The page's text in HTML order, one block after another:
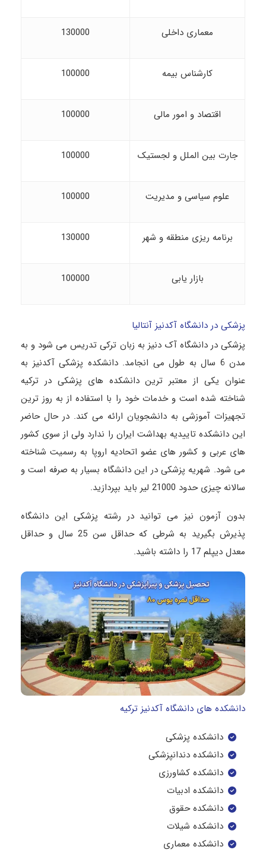
معماری داخلی 130000
کارشناس بیمه 100000
اقتصاد و امور مالی 100000
جارت بین الملل و لجستیک 100000
علوم سیاسی و مدیریت 100000
برنامه ریزی منطقه و شهر 130000
بازار یابی 100000
پزشکی در دانشگاه آکدنیز آنتالیا
پزشکی در دانشگاه آک دنیز به زبان ترکی تدریس می شود و به
مدن 6 سال به طول می انجامد. دانشکده پزشکی آکدنیز به
عنوان یکی از معتبر ترین دانشکده های پزشکی در ترکیه
شناخته شده است و خدمات خود را با استفاده از به روز ترین
تجهیزات آموزشی به دانشجویان ارائه می کند. در حال حاضر
این دانشکده تاییدیه بهداشت ایران را ندارد ولی از سوی کشور
های عربی و کشور های عضو اتحادیه اروپا به رسمیت شناخته
می شود. شهریه پزشکی در این دانشگاه بسیار به صرفه است و
سالانه چیزی حدود 21000 لیر باید بپردازید.
بدون آزمون نیز می توانید در رشته پزشکی این دانشگاه
پذیرش بگیرید به شرطی که حداقل سن 25 سال و حداقل
معدل دیپلم 17 را داشته باشید.
دانشکده های دانشگاه آکدنیز ترکیه
دانشکده پزشکی
دانشکده دندانپزشکی
دانشکده کشاورزی
دانشکده ادبیات
دانشکده حقوق
دانشکده شیلات
دانشکده معماری